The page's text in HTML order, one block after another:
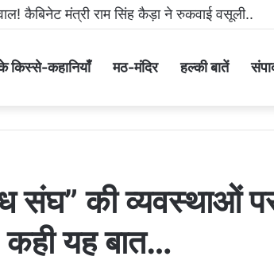
मीडिया पर धमकी भरा वीडियो वायरल करने वाला
किस्से-कहानियाँ मठ-मंदिर हल्की बातें
संघ” की व्यवस्थाओं
यह बात…